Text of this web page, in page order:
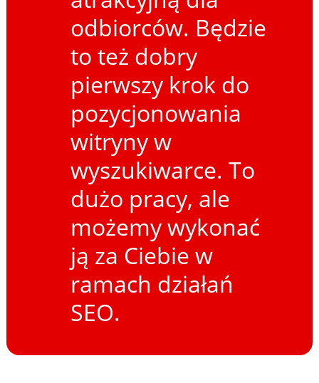
odbiorców. Będzie
to też dobry
pierwszy krok do
pozycjonowania
witryny w
wyszukiwarce. To
dużo pracy, ale
możemy wykonać
ją za Ciebie w
ramach działań
SEO.